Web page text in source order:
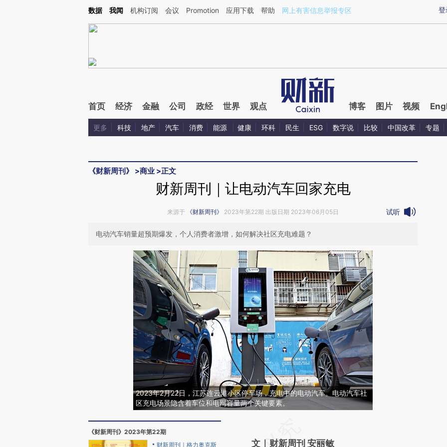
登
数据 我闻 机构订阅 会议 Promotion 应用下载 帮助 网上有害信息举报专区
首页 经济 金融 公司 政经 世界 观点 博客 图片 视频
更多 科技 地产 汽车 消费 能源 健康 环科 民生 ESG 数字说 比较 中国改革 专题
《财新周刊》 >商业 >正文
财新周刊｜让电动汽车回家充电
来源于 《财新周刊》 2023年第22期 出版日期 2023年06月05日 试听
电动汽车销量超预期爆发，个人消费者激增，如何解决社区充电难题？
2023年2月22日，江苏连云港小区停车场，充电中的电动汽车。电动汽车社
区充电场景隐含着车位和电网容量两个关键要素。
《财新周刊》2023年第22期
财新周刊｜格力奥克斯
文｜财新周刊 安丽敏